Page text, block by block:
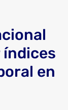
índices
en